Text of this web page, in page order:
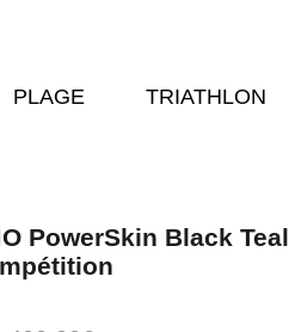
PLAGE TRIATHLON
PowerSkin Black Teal